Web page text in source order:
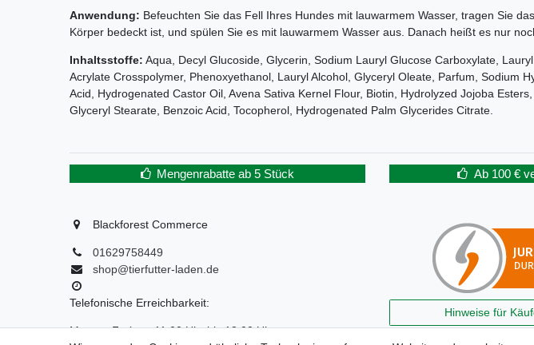
Anwendung: Befeuchten Sie das Fell Ihres Hundes mit lauwarmem Wasser, tragen Sie
Körper bedeckt ist, und spülen Sie es mit lauwarmem Wasser aus. Danach heißt es nur
Inhaltsstoffe: Aqua, Decyl Glucoside, Glycerin, Sodium Lauryl Glucose Carboxylate,
Acrylate Crosspolymer, Phenoxyethanol, Lauryl Alcohol, Glyceryl Oleate, Parfum, Sodium
Acid, Hydrogenated Castor Oil, Avena Sativa Kernel Flour, Biotin, Hydrolyzed Jojoba
Glyceryl Stearate, Benzoic Acid, Tocopherol, Hydrogenated Palm Glycerides Citrate.
Mengenrabatte ab 5 Stück Ab 100 €
Blackforest Commerce
01629758449
shop@tierfutter-laden.de
Telefonische Erreichbarkeit:
Montag-Freitag: 11:00 Uhr bis 18:00 Uhr
Hinweise für